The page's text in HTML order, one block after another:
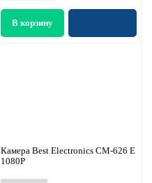
Камера Best Electronics CM-626 E
1080P